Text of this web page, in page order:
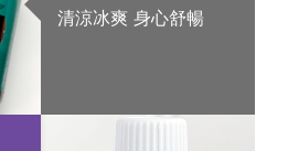
清涼冰爽 身心舒暢